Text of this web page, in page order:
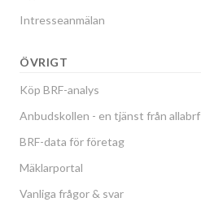
Intresseanmälan
ÖVRIGT
Köp BRF-analys
Anbudskollen - en tjänst från allabrf
BRF-data för företag
Mäklarportal
Vanliga frågor & svar